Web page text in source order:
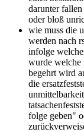
darunter
oder bloß
wie muss die
werden nach
infolge
wurde welche
begehrt wird
die
folge geben"